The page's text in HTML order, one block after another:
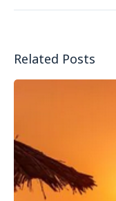
Related Posts